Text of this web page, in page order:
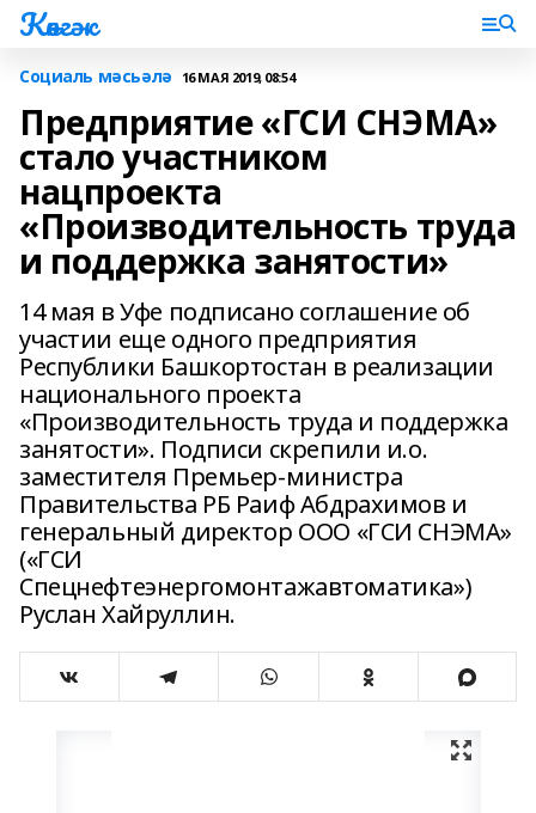
Көнгәк
Социаль мәсьәлә 16 МАЯ 2019, 08:54
Предприятие «ГСИ СНЭМА»
стало участником
нацпроекта
«Производительность труда
и поддержка занятости»
14 мая в Уфе подписано соглашение об
участии еще одного предприятия
Республики Башкортостан в реализации
национального проекта
«Производительность труда и поддержка
занятости». Подписи скрепили и.о.
заместителя Премьер-министра
Правительства РБ Раиф Абдрахимов и
генеральный директор ООО «ГСИ СНЭМА»
(«ГСИ
Спецнефтеэнергомонтажавтоматика»)
Руслан Хайруллин.